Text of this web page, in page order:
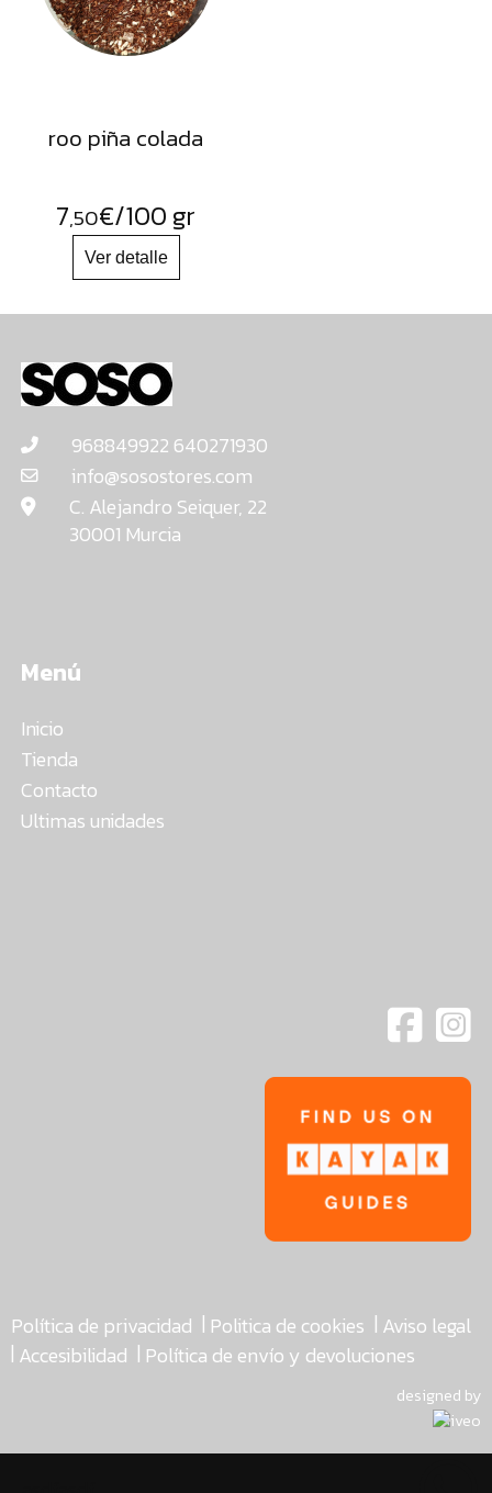
roo piña colada
7,50€/100 gr
968849922 640271930
info@sosostores.com
C. Alejandro Seiquer, 22
30001 Murcia
Menú
Inicio
Tienda
Contacto
Ultimas unidades
Política de privacidad | Politica de cookies | Aviso legal
| Accesibilidad | Política de envío y devoluciones
designed by